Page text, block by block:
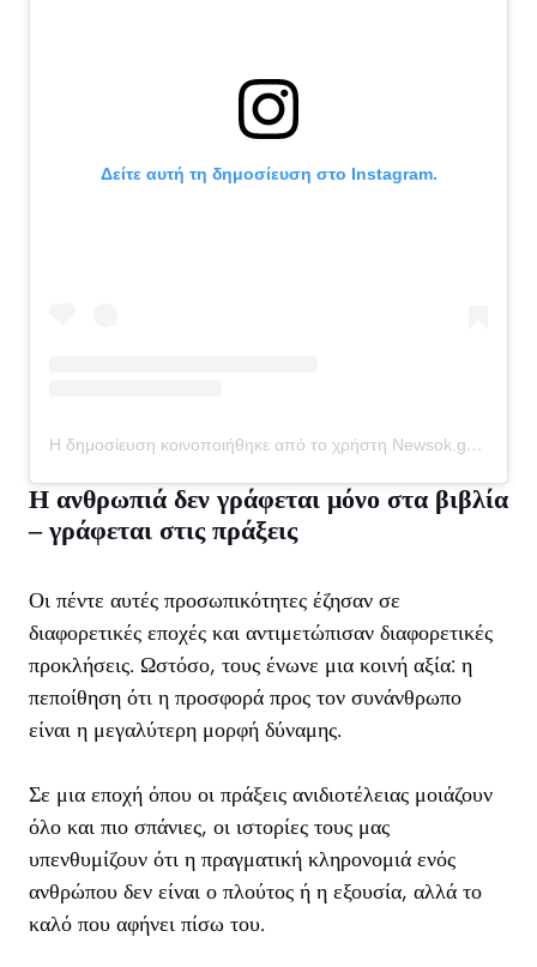
Δείτε αυτή τη δημοσίευση στο Instagram.
Η δημοσίευση κοινοποιήθηκε από το χρήστη Newsok.gr (@newsok.gr)
Η ανθρωπιά δεν γράφεται μόνο στα βιβλία
– γράφεται στις πράξεις
Οι πέντε αυτές προσωπικότητες έζησαν σε
διαφορετικές εποχές και αντιμετώπισαν διαφορετικές
προκλήσεις. Ωστόσο, τους ένωνε μια κοινή αξία: η
πεποίθηση ότι η προσφορά προς τον συνάνθρωπο
είναι η μεγαλύτερη μορφή δύναμης.
Σε μια εποχή όπου οι πράξεις ανιδιοτέλειας μοιάζουν
όλο και πιο σπάνιες, οι ιστορίες τους μας
υπενθυμίζουν ότι η πραγματική κληρονομιά ενός
ανθρώπου δεν είναι ο πλούτος ή η εξουσία, αλλά το
καλό που αφήνει πίσω του.